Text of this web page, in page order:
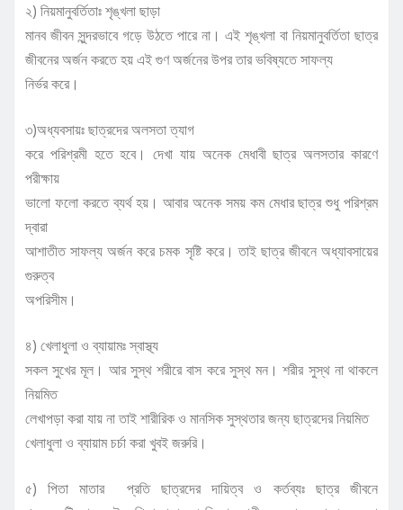
২) নিয়মানুবর্তিতাঃশৃঙ্খলা ছাড়া
মানব জীবন সুন্দরভাবে গড়ে উঠতে পারে না। এই শৃঙ্খলা বা নিয়মানুবর্তিতা ছাত্র
জীবনের অর্জন করতে হয় এই গুণ অর্জনের উপর তার ভবিষ্যতে সাফল্য
নির্ভর করে।
৩)অধ্যবসায়ঃছাত্রদের অলসতা ত্যাগ
করে পরিশ্রমী হতে হবে। দেখা যায় অনেক মেধাবী ছাত্র অলসতার কারণে
পরীক্ষায়
ভালো ফলো করতে ব্যর্থ হয়। আবার অনেক সময় কম মেধার ছাত্র শুধু পরিশ্রম
দ্বারা
আশাতীত সাফল্য অর্জন করে চমক সৃষ্টি করে। তাই ছাত্র জীবনে অধ্যাবসায়ের
গুরুত্ব
অপরিসীম।
৪) খেলাধুলা ও ব্যায়ামঃস্বাস্থ্য
সকল সুখের মূল। আর সুস্থ শরীরে বাস করে সুস্থ মন। শরীর সুস্থ না থাকলে
নিয়মিত
লেখাপড়া করা যায় না তাই শারীরিক ও মানসিক সুস্থতার জন্য ছাত্রদের নিয়মিত
খেলাধুলা ও ব্যায়াম চর্চা করা খুবই জরুরি।
৫) পিতা মাতার প্রতি ছাত্রদের দায়িত্ব ও কর্তব্যঃ ছাত্র জীবনে